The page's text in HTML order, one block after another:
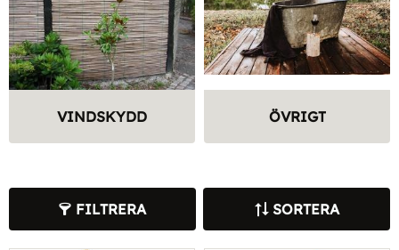
VINDSKYDD ÖVRIGT
FILTRERA SORTERA